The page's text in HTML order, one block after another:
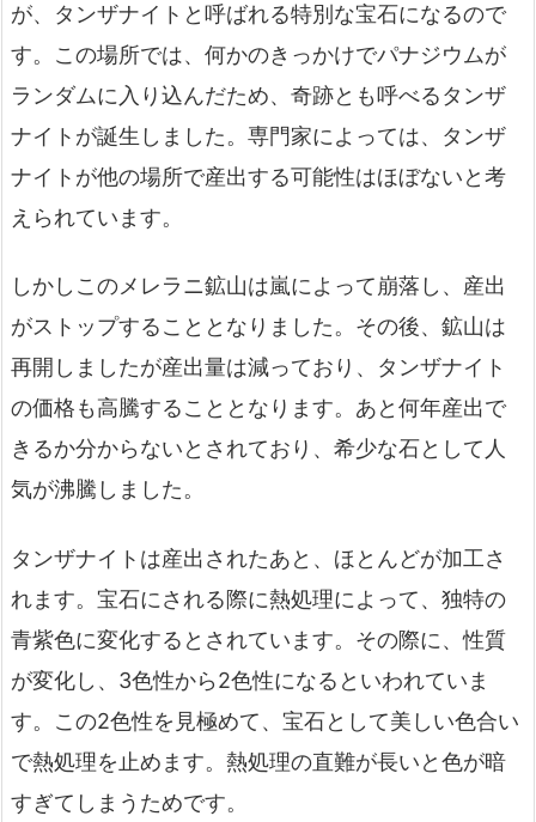
が、タンザナイトと呼ばれる特別な宝石になるので
す。この場所では、何かのきっかけでパナジウムが
ランダムに入り込んだため、奇跡とも呼べるタンザ
ナイトが誕生しました。専門家によっては、タンザ
ナイトが他の場所で産出する可能性はほぼないと考
えられています。
しかしこのメレラニ鉱山は嵐によって崩落し、産出
がストップすることとなりました。その後、鉱山は
再開しましたが産出量は減っており、タンザナイト
の価格も高騰することとなります。あと何年産出で
きるか分からないとされており、希少な石として人
気が沸騰しました。
タンザナイトは産出されたあと、ほとんどが加工さ
れます。宝石にされる際に熱処理によって、独特の
青紫色に変化するとされています。その際に、性質
が変化し、3色性から2色性になるといわれていま
す。この2色性を見極めて、宝石として美しい色合い
で熱処理を止めます。熱処理の直難が長いと色が暗
すぎてしまうためです。